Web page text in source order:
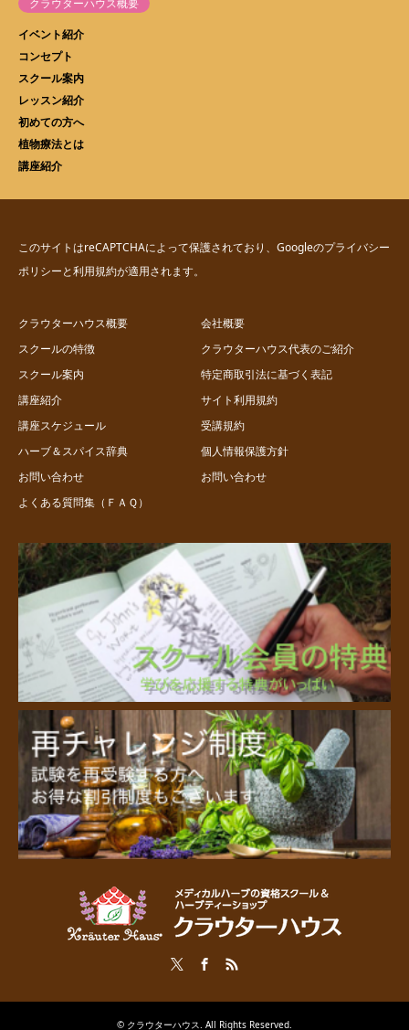
イベント紹介
コンセプト
スクール案内
レッスン紹介
初めての方へ
植物療法とは
講座紹介
このサイトはreCAPTCHAによって保護されており、Googleのプライバシー
ポリシーと利用規約が適用されます。
クラウターハウス概要
スクールの特徴
スクール案内
講座紹介
講座スケジュール
ハーブ＆スパイス辞典
お問い合わせ
よくある質問集（ＦＡＱ）
会社概要
クラウターハウス代表のご紹介
特定商取引法に基づく表記
サイト利用規約
受講規約
個人情報保護方針
お問い合わせ
© クラウターハウス. All Rights Reserved.